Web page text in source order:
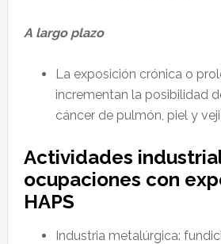
A largo plazo
La exposición crónica o
incrementan la posibilidad
cáncer de pulmón, piel y
Actividades
ocupaciones con
HAPS
Industria metalúrgica: